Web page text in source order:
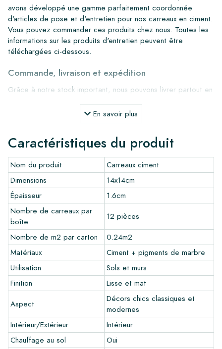
avons développé une gamme parfaitement coordonnée
d'articles de pose et d'entretien pour nos carreaux en ciment.
Vous pouvez commander ces produits chez nous. Toutes les
informations sur les produits d'entretien peuvent être
téléchargées ci-dessous.
Commande, livraison et expédition
Grâce à notre stock important, nous pouvons livrer partout en
pour les projets sur mesure, les délais de livraison et
d'expédition seront toujours discutés. Normalement, nous
également récupérer les carreaux vous-même dans notre
entrepôt à Alkmaar ou notre salle d'exposition à Breda. Les
retours de carreaux ne sont acceptés que dans des boîtes
intactes et non ouvertes, et à vos frais.
Commande d'échantillons
Pour avoir une bonne impression de nos produits, nous
recommandons toujours de commander quelques échantillons
au préalable. Les frais d'échantillons seront déduits de toute
commande éventuelle.
Créez votre propre carreau
Vous souhaitez créer un carreau qui s'harmonise parfaitement
avec les autres couleurs de votre intérieur? Visitez notre
programme de conception via ce lien et laissez libre cours à
votre créativité.
Garantie
En savoir plus
Caractéristiques du produit
Nom du produit
Carreaux ciment
Dimensions
14x14cm
Épaisseur
1.6cm
Nombre de carreaux par
boîte
12 pièces
Nombre de m2 par carton
0.24m2
Matériaux
Ciment + pigments de marbre
Utilisation
Sols et murs
Finition
Lisse et mat
Aspect
Décors chics classiques et
modernes
Intérieur/Extérieur
Intérieur
Chauffage au sol
Oui